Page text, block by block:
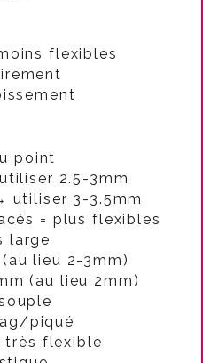
flexibles
point
2.5-3mm
utiliser 3-3.5mm
= plus flexibles
large
lieu 2-3mm)
(au lieu 2mm)
piqué
très flexible